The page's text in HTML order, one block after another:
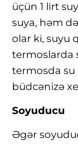
üçün 1 lirt
suya, həm
olar ki, suyu
termoslarda
termosda su
büdcənizə
Soyuducu
Əgər